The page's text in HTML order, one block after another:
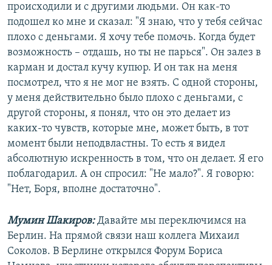
происходили и с другими людьми. Он как-то
подошел ко мне и сказал: "Я знаю, что у тебя сейчас
плохо с деньгами. Я хочу тебе помочь. Когда будет
возможность – отдашь, но ты не парься". Он залез в
карман и достал кучу купюр. И он так на меня
посмотрел, что я не мог не взять. С одной стороны,
у меня действительно было плохо с деньгами, с
другой стороны, я понял, что он это делает из
каких-то чувств, которые мне, может быть, в тот
момент были неподвластны. То есть я видел
абсолютную искренность в том, что он делает. Я его
поблагодарил. А он спросил: "Не мало?". Я говорю:
"Нет, Боря, вполне достаточно".
Мумин Шакиров:Давайте мы переключимся на
Берлин. На прямой связи наш коллега Михаил
Соколов. В Берлине открылся Форум Бориса